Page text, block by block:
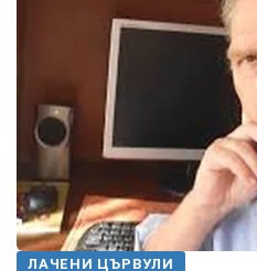
ЛАЧЕНИ ЦЪРВУЛИ